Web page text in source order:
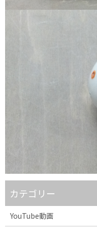
カテゴリー
YouTube動画